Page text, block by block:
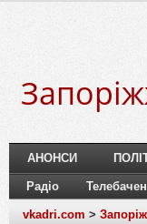
АНОНСИ
Радіо
vkadri.com >